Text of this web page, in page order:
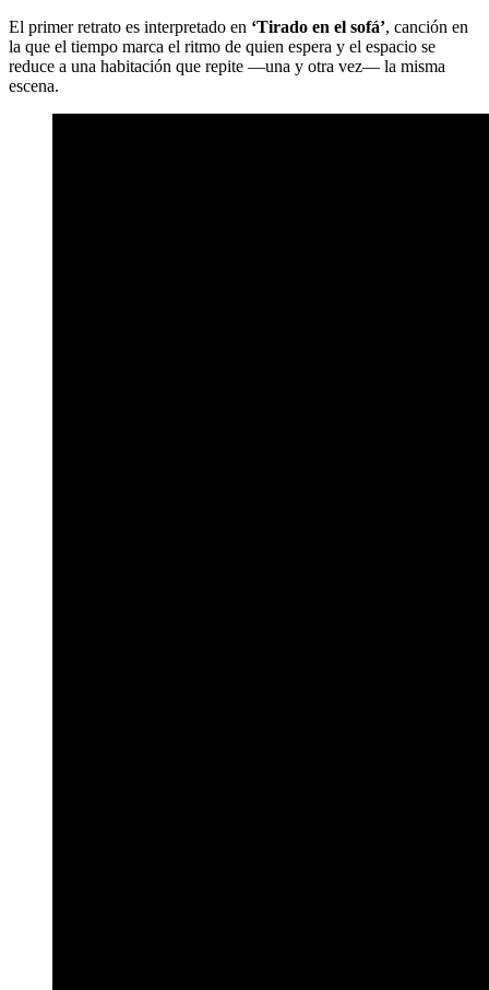
El primer retrato es interpretado en ‘Tirado en el sofá’, canción en
la que el tiempo marca el ritmo de quien espera y el espacio se
reduce a una habitación que repite —una y otra vez— la misma
escena.